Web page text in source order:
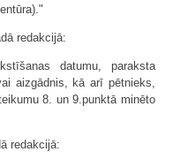
redakcijā:
datumu, paraksta
aizgādnis, kā arī pētnieks,
8. un 9.punktā minēto
redakcijā: